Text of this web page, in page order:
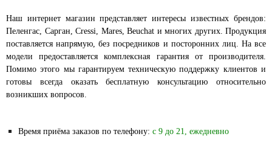
Наш интернет магазин представляет интересы известных брендов:
Пеленгас, Сарган, Cressi, Mares, Beuchat и многих других. Продукция
поставляется напрямую, без посредников и посторонних лиц. На все
модели предоставляется комплексная гарантия от производителя.
Помимо этого мы гарантируем техническую поддержку клиентов и
готовы всегда оказать бесплатную консультацию относительно
возникших вопросов.
Время приёма заказов по телефону: с 9 до 21, ежедневно